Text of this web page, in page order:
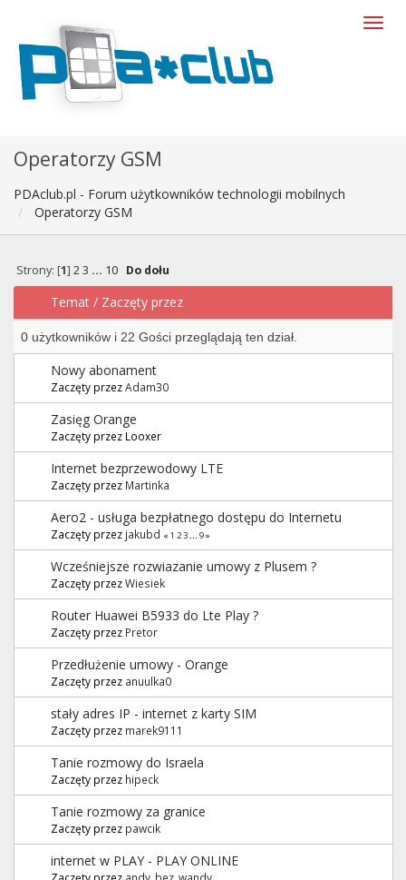
Operatorzy GSM
PDAclub.pl - Forum użytkowników technologii mobilnych
Operatorzy GSM
Strony: [1] 2 3 ... 10 Do dołu
Temat / Zaczęty przez
0 użytkowników i 22 Gości przeglądają ten dział.
Nowy abonament
Zaczęty przezAdam30
Zasięg Orange
Zaczęty przez Looxer
Internet bezprzewodowy LTE
Zaczęty przez Martinka
Aero2 - usługa bezpłatnego dostępu do Internetu
Zaczęty przez jakubd « 1 23... 9»
Wcześniejsze rozwiazanie umowy z Plusem ?
Zaczęty przezWiesiek
Router Huawei B5933 do Lte Play ?
Zaczęty przez Pretor
Przedłużenie umowy - Orange
Zaczęty przez anuulka0
stały adres IP - internet z karty SIM
Zaczęty przez marek9111
Tanie rozmowy do Israela
Zaczęty przez hipeck
Tanie rozmowy za granice
Zaczęty przez pawcik
internet w PLAY - PLAY ONLINE
Zaczęty przez andy_bez_wandy